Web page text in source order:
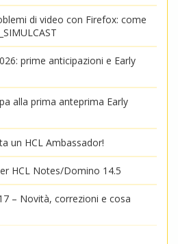
di video con Firefox: come
prime anticipazioni e Early
alla prima anteprima Early
un HCL Ambassador!
HCL Notes/Domino 14.5
– Novità, correzioni e cosa